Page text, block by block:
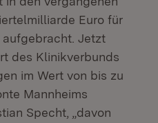
Euro für
Jetzt
des Klinikverbunds
im Wert von bis zu
Mannheims
Specht, „davon